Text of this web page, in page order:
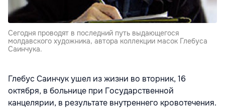
Сегодня проводят в последний путь выдающегося
молдавского художника, автора коллекции масок Глебуса
Саинчука.
Глебус Саинчук ушел из жизни во вторник, 16
октября, в больнице при Государственной
канцелярии, в результате внутреннего кровотечения.